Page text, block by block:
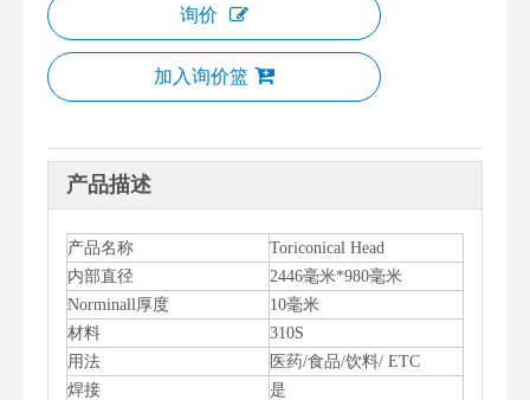
询价
加入询价篮
产品描述
产品名称
Toriconical Head
内部直径
2446毫米*980毫米
Norminall厚度
10毫米
材料
310S
用法
医药/食品/饮料/ ETC
焊接
是